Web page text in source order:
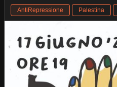
AntiRepressione Palestina